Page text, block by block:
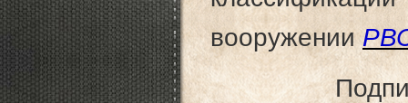
вооружении